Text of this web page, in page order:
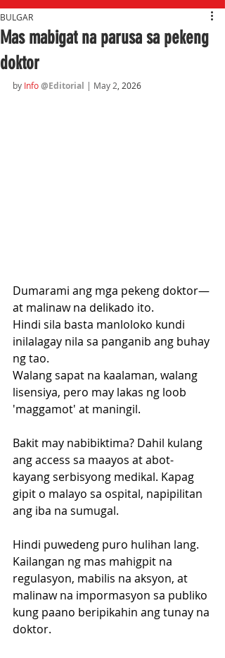
Mas mabigat na parusa sa pekeng
doktor
BULGAR
by Info@Editorial | May 2 , 2026
Dumarami ang mga pekeng doktor—
at malinaw na delikado ito.
Hindi sila basta manloloko kundi
inilalagay nila sa panganib ang buhay
ng tao.
Walang sapat na kaalaman, walang
lisensiya, pero may lakas ng loob
'maggamot' at maningil.
Bakit may nabibiktima? Dahil kulang
ang access sa maayos at abot-
kayang serbisyong medikal. Kapag
gipit o malayo sa ospital, napipilitan
ang iba na sumugal.
Hindi puwedeng puro hulihan lang.
Kailangan ng mas mahigpit na
regulasyon, mabilis na aksyon, at
malinaw na impormasyon sa publiko
kung paano beripikahin ang tunay na
doktor.